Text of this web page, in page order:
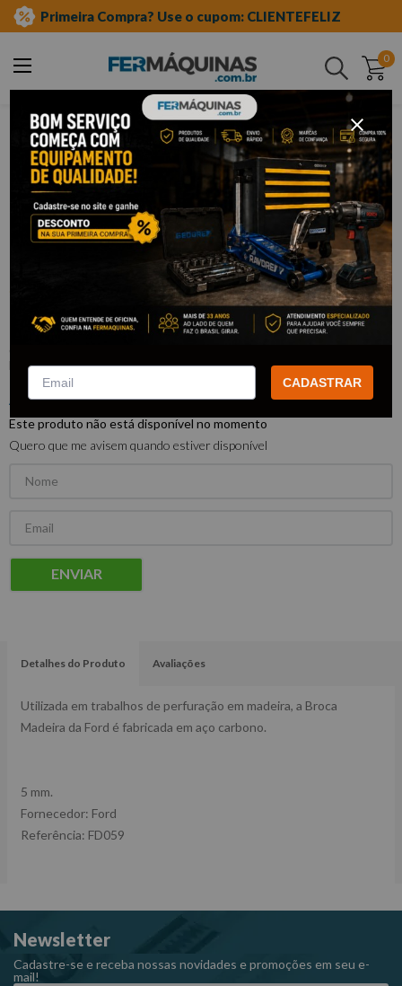
Primeira Compra? Use o cupom: CLIENTEFELIZ
0
Buscar
ferramentas em geral
brocas
broca para madeira
Broca Madeira 5 mm - Ford
FORD
Este produto não está disponível no momento
Quero que me avisem quando estiver disponível
ENVIAR
Detalhes do Produto Avaliações
Utilizada em trabalhos de perfuração em madeira, a Broca
Madeira da Ford é fabricada em aço carbono.
5 mm.
Fornecedor: Ford
Referência: FD059
Newsletter
Cadastre-se e receba nossas novidades e promoções em seu e-
mail!
CADASTRAR